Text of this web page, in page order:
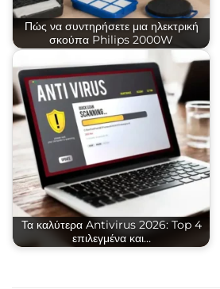
Πώς να συντηρήσετε μια ηλεκτρική
σκούπα Philips 2000W
Τα καλύτερα Antivirus 2026: Top 4
επιλεγμένα και…